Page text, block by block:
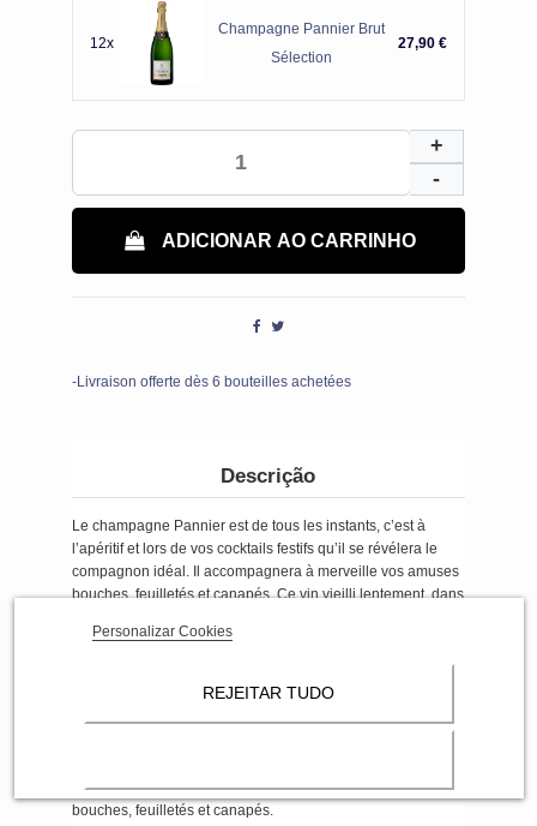
12x
Champagne Pannier Brut
Sélection
27,90 €
ADICIONAR AO CARRINHO
-Livraison offerte dès 6 bouteilles achetées
Descrição
Le champagne Pannier est de tous les instants, c’est à
l’apéritif et lors de vos cocktails festifs qu’il se révélera le
compagnon idéal. Il accompagnera à merveille vos amuses
bouches, feuilletés et canapés. Ce vin vieilli lentement, dans
brioche, de pâtisserie fine ou de fleurs d’acacia à des
arômes de fruits frais.
compagnon idéal. Il accompagnera à merveille vos amuses
bouches, feuilletés et canapés.
Personalizar Cookies
REJEITAR TUDO